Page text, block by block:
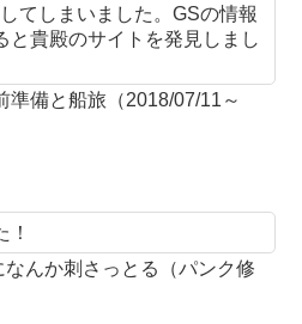
てしまいました。GSの情報
と貴殿のサイトを発見しまし
備と船旅（2018/07/11～
なんか刺さっとる（パンク修